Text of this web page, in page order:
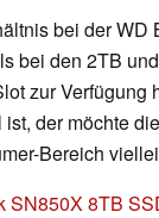
bei der
bei den 2TB
zur Verfügung
ist, der möchte
Bereich
SN850X 8TB